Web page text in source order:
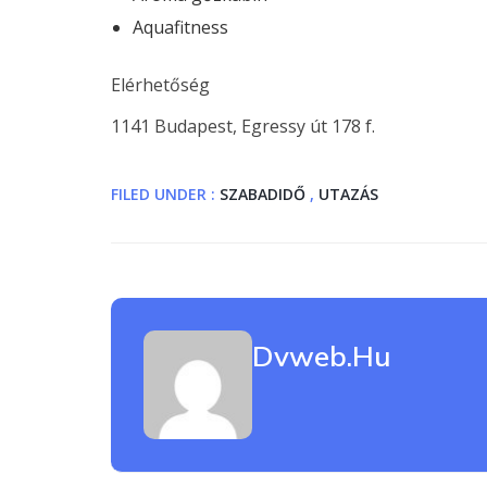
Aquafitness
Elérhetőség
1141 Budapest, Egressy út 178 f.
FILED UNDER : SZABADIDŐ , UTAZÁS
Dvweb.hu